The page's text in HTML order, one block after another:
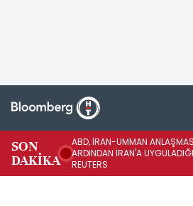
SON
DAKİKA
ABD, İRAN-UMMAN
ARDINDAN İRAN'A
REUTERS